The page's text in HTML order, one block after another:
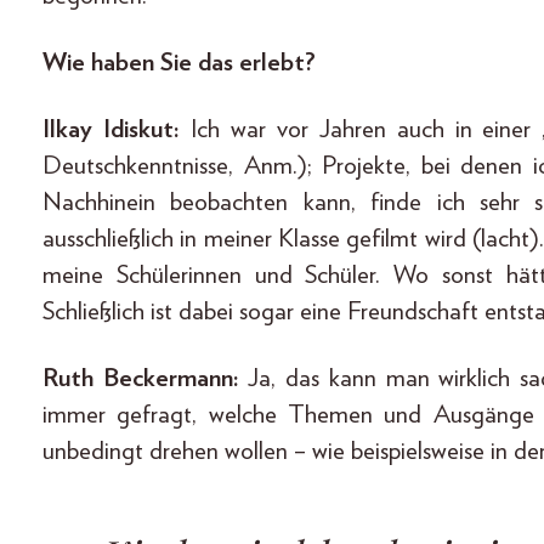
Wie haben Sie das erlebt?
Ilkay Idiskut: Ich war vor Jahren auch in einer
Deutschkenntnisse, Anm.); Projekte, bei
Nachhinein beobachten kann, finde ich sehr
ausschließlich in meiner Klasse gefilmt wird
meine Schülerinnen und Schüler. Wo sonst
Schließlich ist dabei sogar eine Freundschaft
Ruth Beckermann: Ja, das kann man wirklich
immer gefragt, welche Themen und
unbedingt drehen wollen – wie beispielsweise in